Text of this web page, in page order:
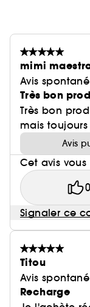
mimi
Avis
Très bon
Très bon
mais
Avis
Cet avis
0
Signaler ce
Titou
Avis
Recharge